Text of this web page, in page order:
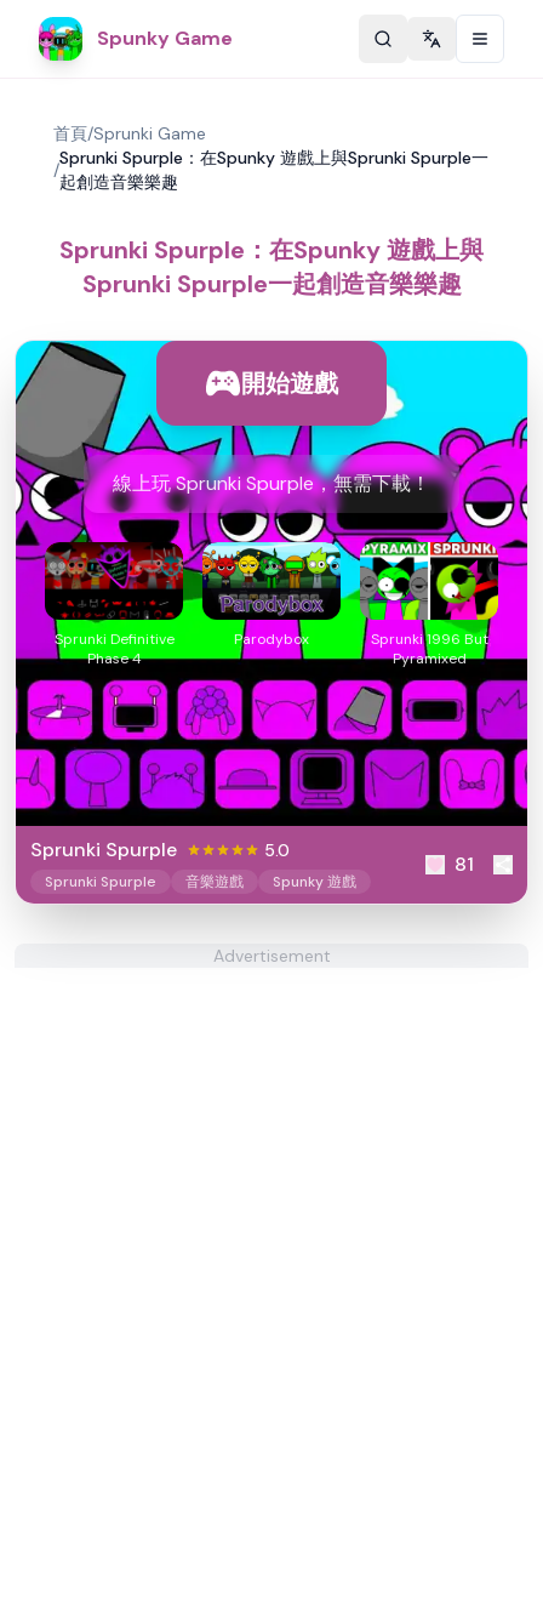
Spunky Game Change
首頁/Sprunki Game
/
Sprunki Spurple：在Spunky 遊戲上與Sprunki Spurple一
起創造音樂樂趣
Sprunki Spurple：在Spunky 遊戲上與
Sprunki Spurple一起創造音樂樂趣
開始遊戲
線上玩 Sprunki Spurple，無需下載！
Sprunki Definitive
Phase 4
Parodybox
Sprunki 1996 But
Pyramixed
Sprunki Spurple 5.0
Sprunki Spurple 音樂遊戲 Spunky 遊戲
81
Advertisement